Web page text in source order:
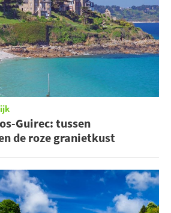
Guirec: tussen
de roze granietkust